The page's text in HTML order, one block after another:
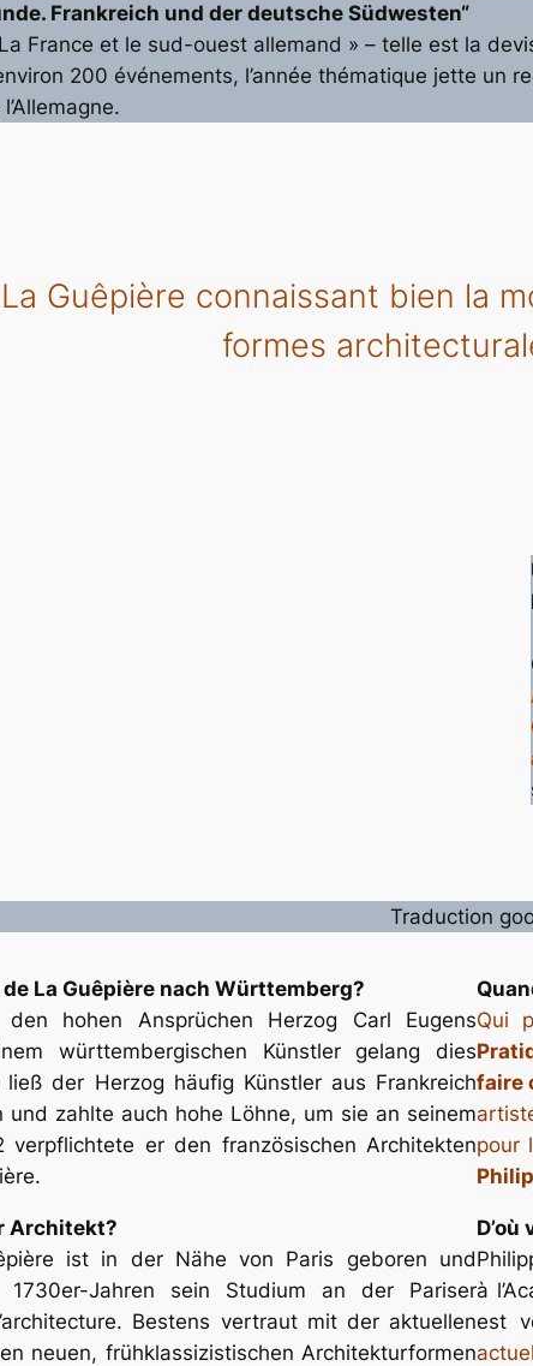
Frankreich und der deutsche Südwesten“
France et le sud-ouest allemand » – telle est la
200 événements, l’année thématique jette un
Guêpière connaissant bien la
formes
Traduction
La Guêpière nach Württemberg?
hohen Ansprüchen Herzog Carl Eugens
württembergischen Künstler gelang dies
ließ der Herzog häufig Künstler aus Frankreich
und zahlte auch hohe Löhne, um sie an seinem
verpflichtete er den französischen Architekten
Architekt?
ist in der Nähe von Paris geboren und
Jahren sein Studium an der Pariser
Bestens vertraut mit der aktuellen
neuen, frühklassizistischen Architekturformen
Qui
faire
pour
à
est